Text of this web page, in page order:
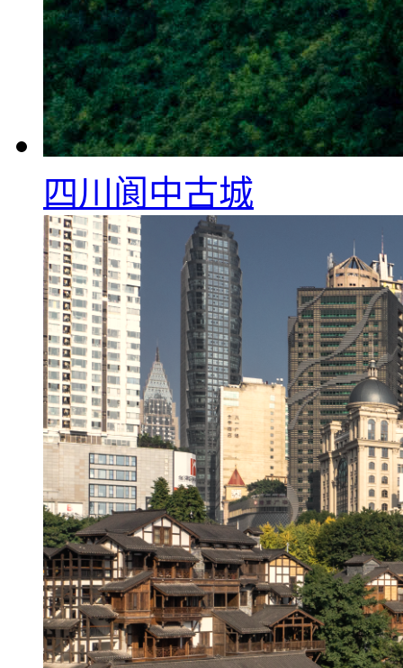
四川阆中古城